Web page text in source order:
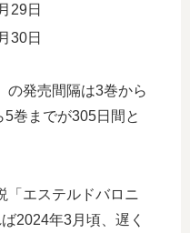
29日
30日
の発売間隔は3巻から
巻までが305日間と
「エステルドバロニ
2024年3月頃、遅く